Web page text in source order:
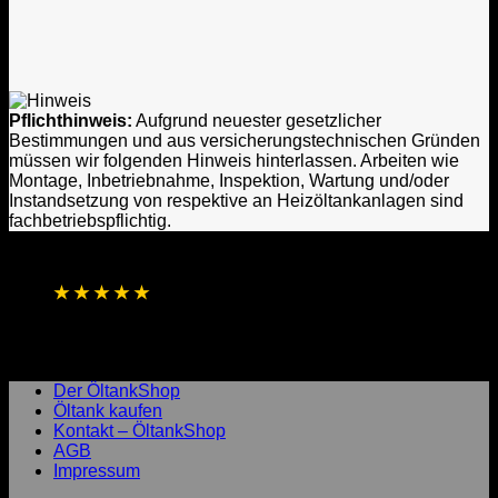
Pflichthinweis: Aufgrund neuester gesetzlicher
Bestimmungen und aus versicherungstechnischen Gründen
müssen wir folgenden Hinweis hinterlassen. Arbeiten wie
Montage, Inbetriebnahme, Inspektion, Wartung und/oder
Instandsetzung von respektive an Heizöltankanlagen sind
fachbetriebspflichtig.
★★★★★
Der ÖltankShop
Öltank kaufen
Kontakt – ÖltankShop
AGB
Impressum